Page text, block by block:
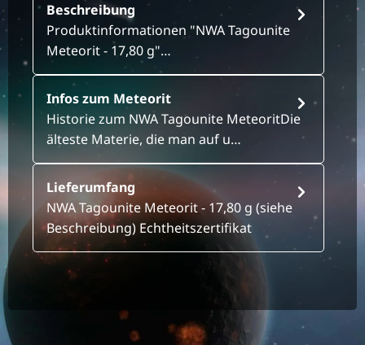
Beschreibung
Produktinformationen "NWA Tagounite
Meteorit - 17,80 g"…
Infos zum Meteorit
Historie zum NWA Tagounite MeteoritDie
älteste Materie, die man auf u…
Lieferumfang
NWA Tagounite Meteorit - 17,80 g (siehe
Beschreibung) Echtheitszertifikat